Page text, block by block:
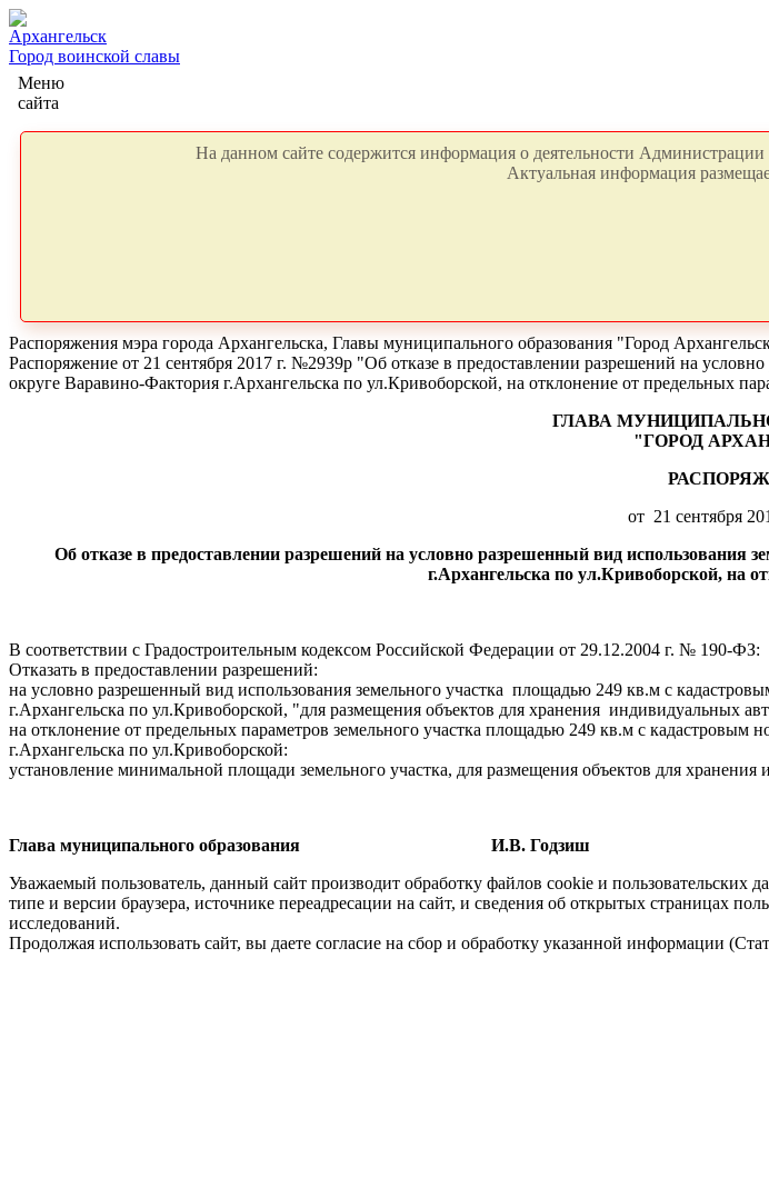
Архангельск
Город воинской славы
Меню
сайта
На данном сайте содержится информация о деятельности
Актуальная информация
Распоряжения мэра города Архангельска, Главы муниципального образования "Город
Распоряжение от 21 сентября 2017 г. №2939р "Об отказе в предоставлении разрешений на
округе Варавино-Фактория г.Архангельска по ул.Кривоборской, на отклонение от предельных
ГЛАВА
"ГОРОД
от 21 сентября
Об отказе в предоставлении разрешений на условно разрешенный вид использования
г.Архангельска по ул.Кривоборской, на
В соответствии с Градостроительным кодексом Российской Федерации от 29.12.2004 г. № 190-ФЗ:
Отказать в предоставлении разрешений:
на условно разрешенный вид использования земельного участка площадью 249 кв.м с
г.Архангельска по ул.Кривоборской, "для размещения объектов для хранения индивидуальных
на отклонение от предельных параметров земельного участка площадью 249 кв.м с
г.Архангельска по ул.Кривоборской:
установление минимальной площади земельного участка, для размещения объектов для
Глава муниципального образования И.В. Годзиш
Уважаемый пользователь, данный сайт производит обработку файлов cookie и
типе и версии браузера, источнике переадресации на сайт, и сведения об открытых страницах
исследований.
Продолжая использовать сайт, вы даете согласие на сбор и обработку указанной информации